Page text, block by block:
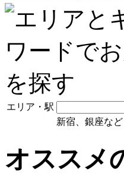
エリア・駅
新宿、銀座など
オススメ